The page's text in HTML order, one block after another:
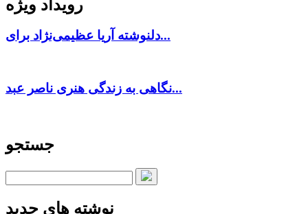
رویداد ویژه
دلنوشته آریا عظیمی‌نژاد برای...
نگاهی به زندگی هنری ناصر عبد...
جستجو
نوشته های جدید